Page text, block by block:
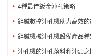
4種最佳鈑金沖孔策略
鋅鋮數控沖孔機助力高效
鋅鋮機械沖孔機設備產品
沖孔機的沖孔落料和沖頭